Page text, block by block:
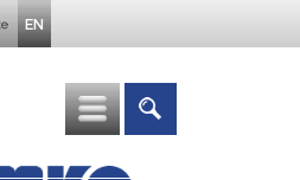
EN